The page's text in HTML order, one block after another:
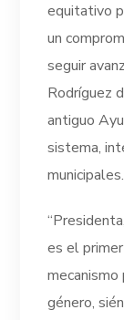
equitativo
un
seguir
Rodríguez
antiguo
sistema,
municipales.
es el
género,